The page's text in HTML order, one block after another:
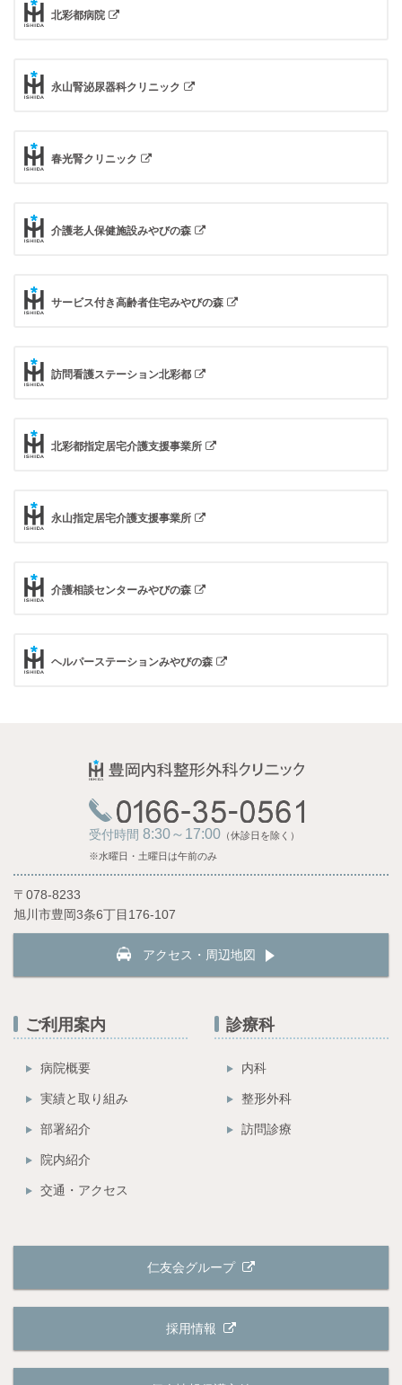
北彩都病院
永山腎泌尿器科クリニック
春光腎クリニック
介護老人保健施設みやびの森
サービス付き高齢者住宅みやびの森
訪問看護ステーション北彩都
北彩都指定居宅介護支援事業所
永山指定居宅介護支援事業所
介護相談センターみやびの森
ヘルパーステーションみやびの森
受付時間 8:30～17:00 （休診日を除く）
※水曜日・土曜日は午前のみ
〒078-8233
旭川市豊岡3条6丁目176-107
アクセス・周辺地図
ご利用案内
病院概要
実績と取り組み
部署紹介
院内紹介
交通・アクセス
診療科
内科
整形外科
訪問診療
仁友会グループ
採用情報